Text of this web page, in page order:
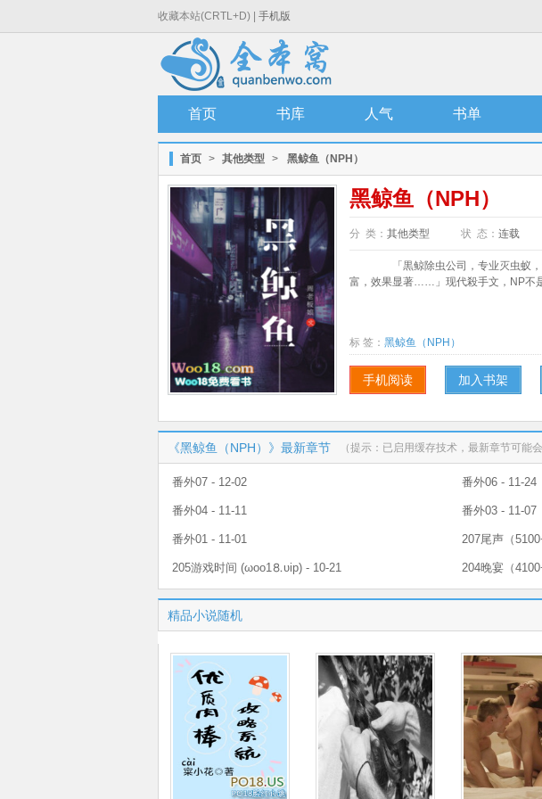
收藏本站(CRTL+D) | 手机版
首页 书库 人气 书单
首页 > 其他类型 > 黑鲸鱼（NPH）
黑鲸鱼（NPH）
分 类： 其他类型 状 态： 连载
「黒鲸除虫公司，专业灭虫蚁，
富，效果显著……」现代殺手文，NP不
标 签： 黑鲸鱼（NPH）
手机阅读 加入书架
《黑鲸鱼（NPH）》最新章节 （提示：已启用缓存技术，最新章节可能
番外07 - 12-02 番外06 - 11-24
番外04 - 11-11 番外03 - 11-07
番外01 - 11-01 207尾声（
205游戏时间 (ωoо1⒏υip) - 10-21 204晚宴（
精品小说随机